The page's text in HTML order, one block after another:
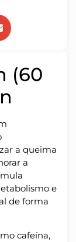
(60
a queima
a
e
de forma
cafeína,